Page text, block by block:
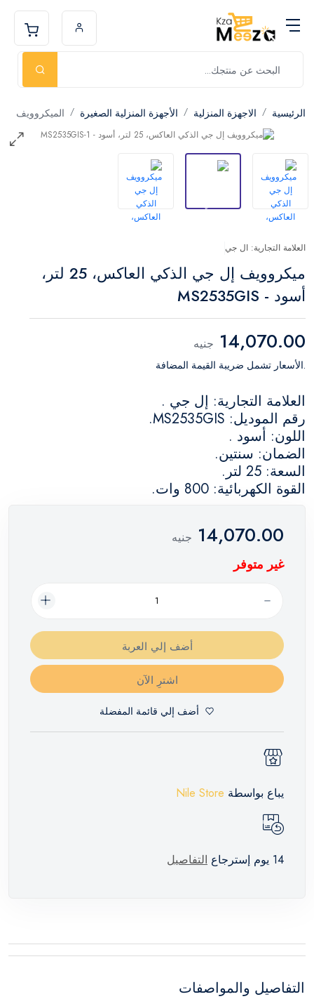
الرئيسية الاجهزة المنزلية الأجهزة المنزلية الصغيرة الميكروويف
العلامة التجارية: ال جي
ميكروويف إل جي الذكي العاكس، 25 لتر،
أسود - MS2535GIS
14,070.00 جنيه
.الأسعار تشمل ضريبة القيمة المضافة
العلامة التجارية: إل جي .
رقم الموديل: MS2535GIS.
اللون: أسود .
الضمان: سنتين.
السعة: 25 لتر.
القوة الكهربائية: 800 وات.
14,070.00 جنيه
غير متوفر
أضف إلي العربة
اشترِ الآن
أضف إلي قائمة المفضلة
يباع بواسطة Nile Store
14 يوم إسترجاع التفاصيل
التفاصيل والمواصفات